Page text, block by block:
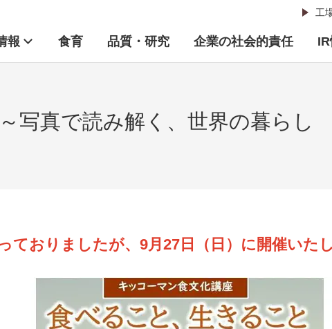
工
報 食育 品質・研究 企業の社会的責任
写真で読み解く、世界の暮らし
ておりましたが、9月27日（日）に開催いたし